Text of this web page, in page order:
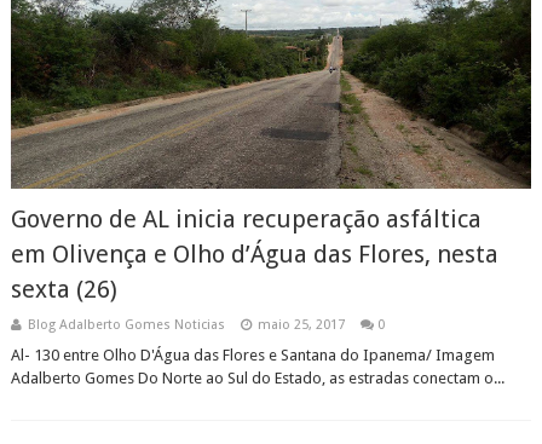
Governo de AL inicia recuperação asfáltica
em Olivença e Olho d’Água das Flores, nesta
sexta (26)
Blog Adalberto Gomes Noticias maio 25, 2017 0
Al- 130 entre Olho D'Água das Flores e Santana do Ipanema/ Imagem
Adalberto Gomes Do Norte ao Sul do Estado, as estradas conectam o...